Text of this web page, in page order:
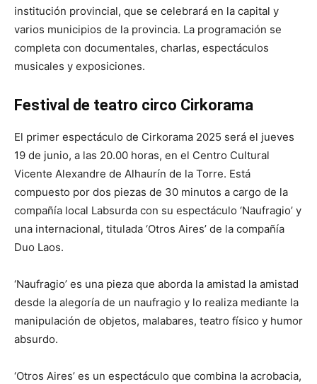
institución provincial, que se celebrará en la capital y
varios municipios de la provincia. La programación se
completa con documentales, charlas, espectáculos
musicales y exposiciones.
Festival de teatro circo Cirkorama
El primer espectáculo de Cirkorama 2025 será el jueves
19 de junio, a las 20.00 horas, en el Centro Cultural
Vicente Alexandre de Alhaurín de la Torre. Está
compuesto por dos piezas de 30 minutos a cargo de la
compañía local Labsurda con su espectáculo ‘Naufragio’ y
una internacional, titulada ‘Otros Aires’ de la compañía
Duo Laos.
‘Naufragio’ es una pieza que aborda la amistad la amistad
desde la alegoría de un naufragio y lo realiza mediante la
manipulación de objetos, malabares, teatro físico y humor
absurdo.
‘Otros Aires’ es un espectáculo que combina la acrobacia,